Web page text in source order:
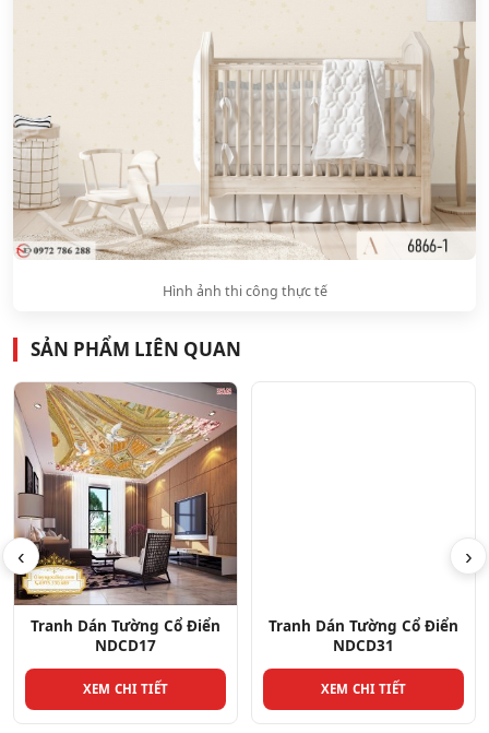
Hình ảnh thi công thực tế
SẢN PHẨM LIÊN QUAN
‹
Tranh Dán Tường Cổ Điển
NDCD17
XEM CHI TIẾT
Tranh Dán Tường Cổ Điển
NDCD31
XEM CHI TIẾT
›